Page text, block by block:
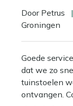
Door Petrus |
Groningen
Goede
dat we zo
tuinstoelen
ontvangen.